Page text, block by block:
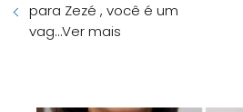
para Zezé , você é um
vag…Ver mais